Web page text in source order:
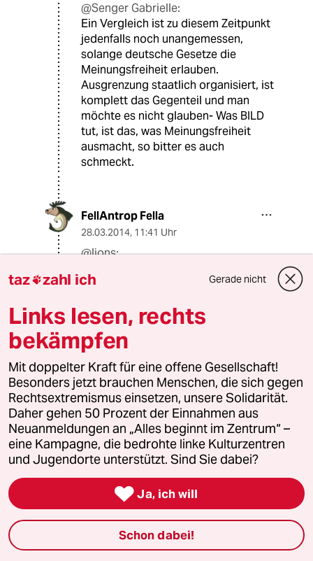
@Senger Gabrielle:
Ein Vergleich ist zu diesem Zeitpunkt
jedenfalls noch unangemessen,
solange deutsche Gesetze die
Meinungsfreiheit erlauben.
Ausgrenzung staatlich organisiert, ist
komplett das Gegenteil und man
möchte es nicht glauben- Was BILD
tut, ist das, was Meinungsfreiheit
ausmacht, so bitter es auch
schmeckt.
FellAntrop Fella
28.03.2014, 11:41 Uhr
@lions:
Nawalny!!!
über ihn schreibt. Sowohl positives
als auch negatives. In den letzten
Monaten kann man tatsächlich recht
wenig positives über ihn berichten.
L lions
28.03.2014,12:03 Uhr
@FellAntrop Fella:
Keine Angst, er wird hierzulande
schon überwiegend im richtigen
Licht gesehen, doch die
Meinungsfreiheit muss auch ihm
zuteil werden, darum geht´s in einer
Demokratie. Wer im Namen der
taz zahl ich Gerade nicht
Links lesen, rechts
bekämpfen
Mit doppelter Kraft für eine offene Gesellschaft!
Besonders jetzt brauchen Menschen, die sich gegen
Rechtsextremismus einsetzen, unsere Solidarität.
Daher gehen 50 Prozent der Einnahmen aus
Neuanmeldungen an „Alles beginnt im Zentrum“ –
eine Kampagne, die bedrohte linke Kulturzentren
und Jugendorte unterstützt. Sind Sie dabei?
 Ja, ich will
Schon dabei!